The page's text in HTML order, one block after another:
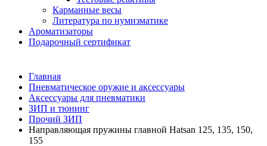
Карманные весы
Литература по нумизматике
Ароматизаторы
Подарочный сертификат
Главная
Пневматическое оружие и аксессуары
Аксессуары для пневматики
ЗИП и тюнинг
Прочий ЗИП
Направляющая пружины главной Hatsan 125, 135, 150,
155